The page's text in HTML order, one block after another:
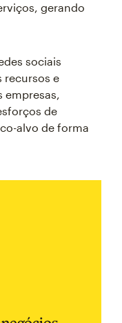
gerando
sociais
recursos e
empresas,
de
alvo de forma